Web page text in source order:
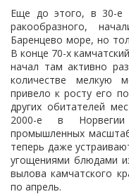
Еще до этого, в 30-е
ракообразного,
Баренцево море, но
В конце 70-х
начал там активно
количестве мелкую
привело к росту его
других обитателей
2000-е в
промышленных
теперь даже
угощениями блюдами
вылова камчатского
по апрель.